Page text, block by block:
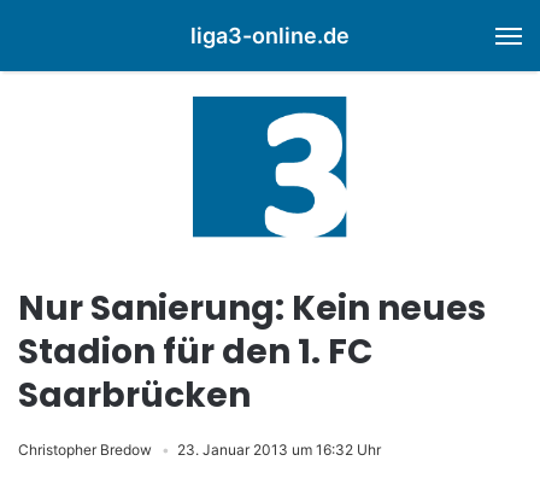
liga3-online.de
Nur Sanierung: Kein neues
Stadion für den 1. FC
Saarbrücken
Christopher Bredow 23. Januar 2013 um 16:32 Uhr